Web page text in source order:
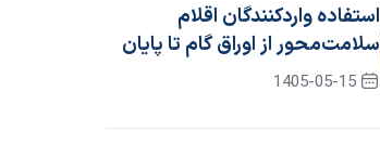
استفاده واردکنندگان اقلام
سلامت‌محور از اوراق گام تا پایان
سال ۱۴۰۵ تمدید شد1405-05-15